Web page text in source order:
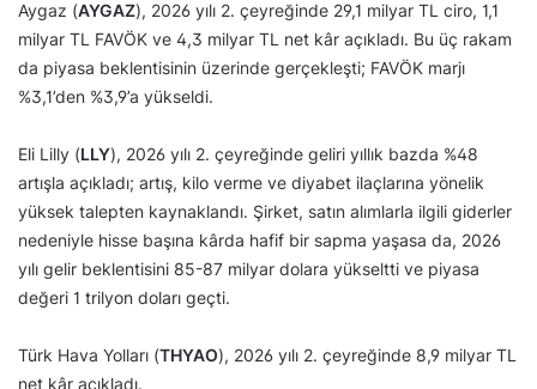
Aygaz (AYGAZ), 2026 yılı 2. çeyreğinde 29,1 milyar TL ciro, 1,1
milyar TL FAVÖK ve 4,3 milyar TL net kâr açıkladı. Bu üç rakam
da piyasa beklentisinin üzerinde gerçekleşti; FAVÖK marjı
%3,1’den %3,9’a yükseldi.
Eli Lilly (LLY), 2026 yılı 2. çeyreğinde geliri yıllık bazda %48
artışla açıkladı; artış, kilo verme ve diyabet ilaçlarına yönelik
yüksek talepten kaynaklandı. Şirket, satın alımlarla ilgili giderler
nedeniyle hisse başına kârda hafif bir sapma yaşasa da, 2026
yılı gelir beklentisini 85-87 milyar dolara yükseltti ve piyasa
değeri 1 trilyon doları geçti.
Türk Hava Yolları (THYAO), 2026 yılı 2. çeyreğinde 8,9 milyar TL
net kâr açıkladı.